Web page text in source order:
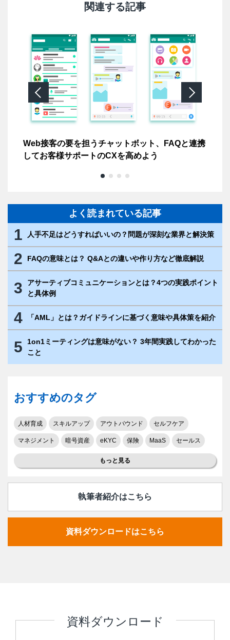
関連する記事
Web接客の要を担うチャットボット、FAQと連携
してお客様サポートのCXを高めよう
よく読まれている記事
1 人手不足はどうすればいいの？問題が深刻な業界と解決策
2 FAQの意味とは？ Q&Aとの違いや作り方など徹底解説
3
アサーティブコミュニケーションとは？4つの実践ポイント
と具体例
4 「AML」とは？ガイドラインに基づく意味や具体策を紹介
5
1on1ミーティングは意味がない？ 3年間実践してわかった
こと
おすすめのタグ
人材育成 スキルアップ アウトバウンド セルフケア
マネジメント 暗号資産 eKYC 保険 MaaS セールス
もっと見る
執筆者紹介はこちら
資料ダウンロードはこちら
資料ダウンロード